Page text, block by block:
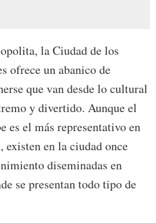
la Ciudad de los
ofrece un abanico de
que van desde lo cultural
y divertido. Aunque el
es el más representativo en
existen en la ciudad once
diseminadas en
se presentan todo tipo de